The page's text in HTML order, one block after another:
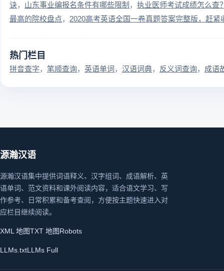
诀
山东事业编报名条件有哪些限制
执业医师考试成绩怎么查
最高的院校盘点
2020高考英语全国一卷真题答案完整版，赶紧
热门栏目
拼音查字 笔顺查询 英语单词 汉语词典 反义词查询 成语
源瀚汉语
源瀚汉语集中提供词语释义、汉字组词、成语解析、英
语单词、范文资料和课外阅读内容，适合语文学习、写
作参考、日常积累和备考查阅，方便按主题快速进入对
应栏目继续阅读。
XML 地图TXT 地图Robots
LLMs.txtLLMs Full